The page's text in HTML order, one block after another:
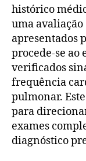
histórico
uma
apresentados
procede-se ao
verificados
frequência
pulmonar.
para
exames
diagnóstico